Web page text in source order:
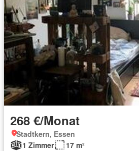
268 €/Monat
Stadtkern, Essen
1 Zimmer
17 m²